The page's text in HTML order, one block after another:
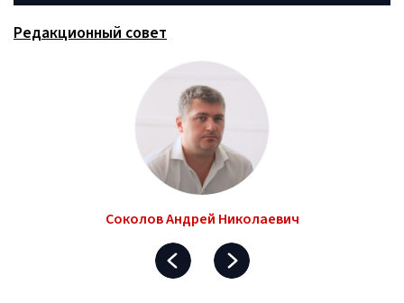
Редакционный совет
Соколов Андрей Николаевич